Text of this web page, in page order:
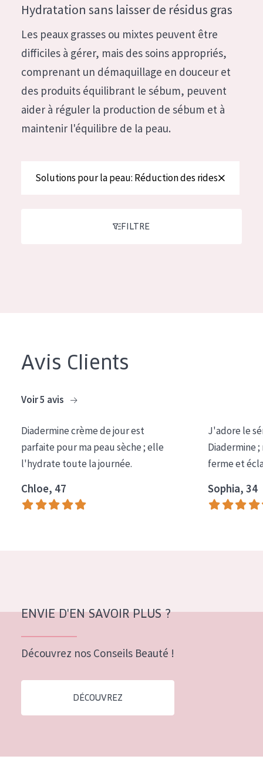
Hydratation et éclat
Réduction des rides
Régénération de la peau
Raffermissement de la peau
Peau ménopausée
TYPE DE PRODUIT
Crème de Nuit
Peau sensible
Peau mixte ou grasse
Peau mature
Peau ménopausée
German
Greek
Hydratation sans laisser de résidus gras
Les peaux grasses ou mixtes peuvent être
difficiles à gérer, mais des soins appropriés,
comprenant un démaquillage en douceur et
des produits équilibrant le sébum, peuvent
aider à réguler la production de sébum et à
maintenir l'équilibre de la peau.
Solutions pour la peau: Réduction des rides
FILTRE
Avis Clients
Voir 5 avis
Diadermine crème de jour est
parfaite pour ma peau sèche ; elle
l'hydrate toute la journée.
Chloe, 47
J'adore le
Diadermine
ferme et
Sophia, 34
ENVIE D'EN SAVOIR PLUS ?
Découvrez nos Conseils Beauté !
DÉCOUVREZ